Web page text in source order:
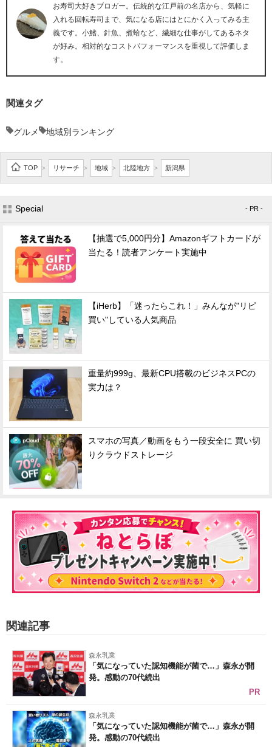
お寿司大好きブロガー。伝統的な江戸前の名店から、気軽に
入れる回転寿司まで、気になる店にはとにかく入ってみる主
義です。小鰭、針魚、煮蛤など、繊細な仕事がしてあるネタ
が好み。相対的なコストパフォーマンスを重視して評価しま
す。
関連タグ
グルメ 地域別ランキング
TOP > リサーチ > 地域 > 北陸地方 > 新潟県
Special - PR -
【抽選で5,000円分】Amazonギフトカードが
当たる！読者アンケート実施中
【iHerb】「迷ったらこれ！」みんなが"リピ
買い"している人気商品
重量約999g、最新CPU搭載のビジネスPCの
実力は？
スマホの写真／動画をもう一段安全に 買い切
りクラウドストレージ
関連記事
森永乳業
「気になっていた認知機能が菌で…」森永が開
発。感動の70代続出
PR
森永乳業
「気になっていた認知機能が菌で…」森永が開
発。感動の70代続出